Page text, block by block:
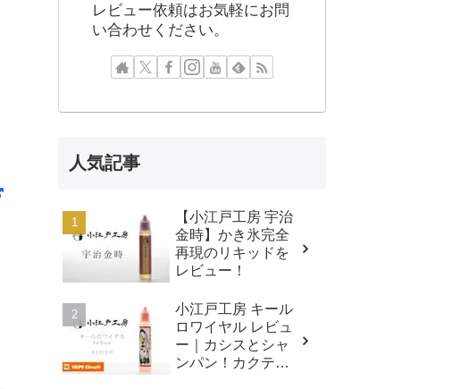
レビュー依頼はお気軽にお問
い合わせください。
人気記事
【小江戸工房 宇治
金時】かき氷完全
再現のリキッドを
レビュー！
小江戸工房 キール
ロワイヤル レビュ
ー｜カシスとシャ
ンパン！カクテル